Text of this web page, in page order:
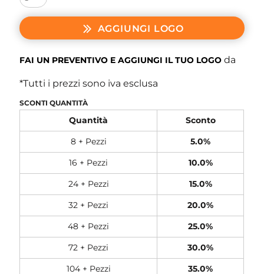
AGGIUNGI LOGO
FAI UN PREVENTIVO E AGGIUNGI IL TUO LOGO da
*Tutti i prezzi sono iva esclusa
SCONTI QUANTITÀ
Quantità
Sconto
8 + Pezzi
5.0%
16 + Pezzi
10.0%
24 + Pezzi
15.0%
32 + Pezzi
20.0%
48 + Pezzi
25.0%
72 + Pezzi
30.0%
104 + Pezzi
35.0%